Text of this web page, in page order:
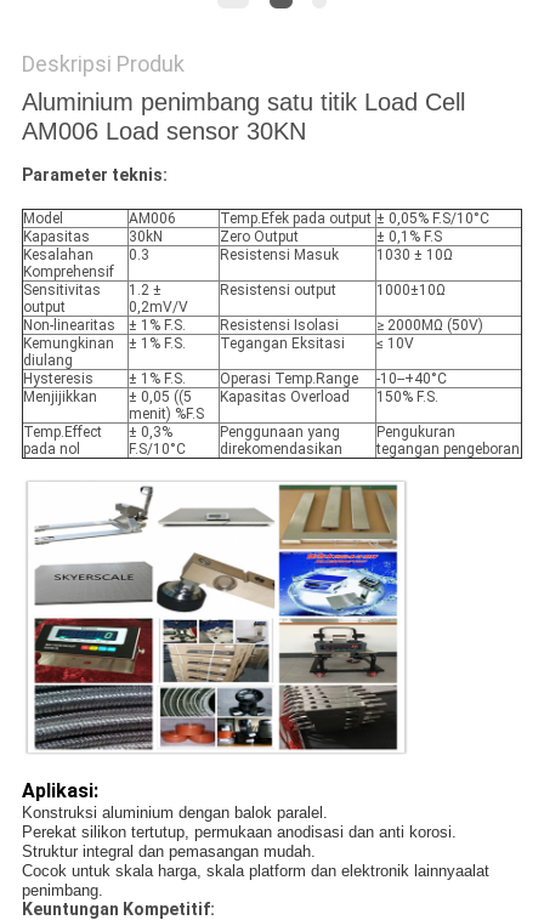
Deskripsi Produk
Aluminium penimbang satu titik Load Cell
AM006 Load sensor 30KN
Parameter teknis:
Model AM006 Temp.Efek pada output ± 0,05% F.S/10°C
Kapasitas
30kN Zero Output
± 0,1% F.S
Kesalahan
Komprehensif
0.3 Resistensi Masuk 1030 ± 10Ω
Sensitivitas
output
1.2 ±
0,2mV/V
Resistensi output 1000±10Ω
Non-linearitas ± 1% F.S. Resistensi Isolasi
≥ 2000MΩ (50V)
Kemungkinan
diulang
± 1% F.S. Tegangan Eksitasi ≤ 10V
Hysteresis ± 1% F.S. Operasi Temp.Range
-10--+40°C
Menjijikkan
± 0,05 ((5
menit) %F.S
Kapasitas Overload 150% F.S.
Temp.Effect
pada nol
± 0,3%
F.S/10°C
Penggunaan yang
direkomendasikan
Pengukuran
tegangan pengeboran
Aplikasi:
Konstruksi aluminium dengan balok paralel.
Perekat silikon tertutup, permukaan anodisasi dan anti korosi.
Struktur integral dan pemasangan mudah.
Cocok untuk skala harga, skala platform dan elektronik lainnyaalat
penimbang.
Keuntungan Kompetitif: